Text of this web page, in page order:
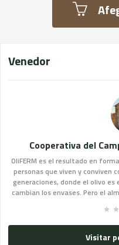
Venedor
Cooperativa del
OliFERM es el resultado en
personas que viven y conviven
generaciones, donde el olivo
cambian los envases. Pero el
Visitar